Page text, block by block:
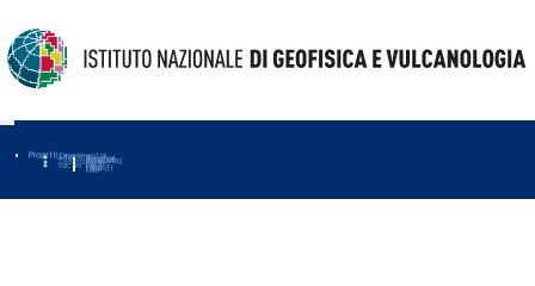
Progetti
Progetti Dipartimentali
AmbienteAmused
Macmap
Tropomag
TerremotiFurther
Muse
Vulcani First
Impact
Love-cf
Uno